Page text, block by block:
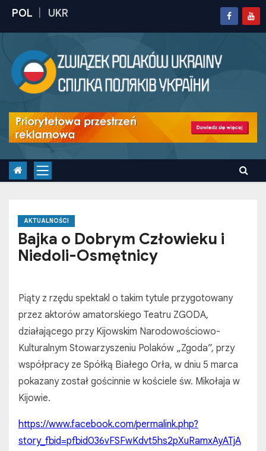
t
AKTUALNOŚCI
Bajka o Dobrym Człowieku i
Niedoli-Osmętnicy
Piąty z rzędu spektakl o takim tytule przygotowany
przez aktorów amatorskiego Teatru ZGODA,
działającego przy Kijowskim Narodowościowo-
Kulturalnym Stowarzyszeniu Polaków „Zgoda”, przy
współpracy ze Spółką Białego Orła, w dniu 5 marca
pokazany został gościnnie w kościele św. Mikołaja w
Kijowie.
https://www.facebook.com/permalink.php?
story_fbid=pfbid036vFSFwKdvt5hs2pXuRamxAyATjA